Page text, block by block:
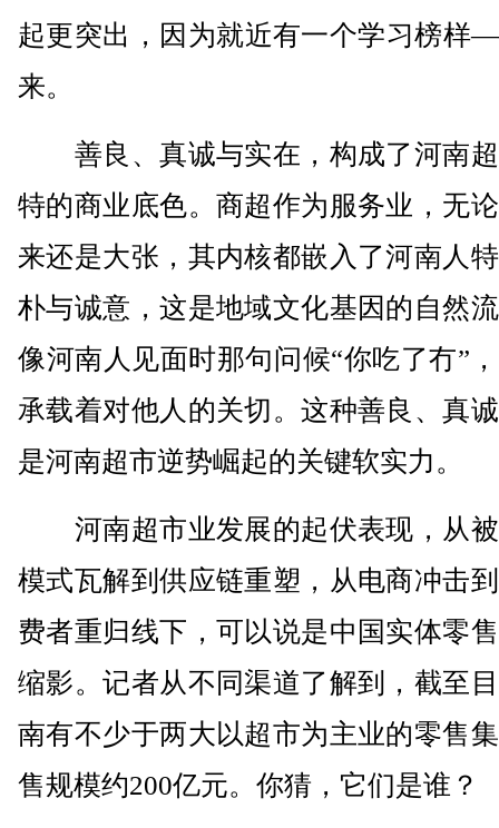
起更突出，因为就近有一个学习榜样
来。
善良、真诚与实在，构成了河南
特的商业底色。商超作为服务业，无
来还是大张，其内核都嵌入了河南人
朴与诚意，这是地域文化基因的自然
像河南人见面时那句问候“你吃了冇”
承载着对他人的关切。这种善良、真
是河南超市逆势崛起的关键软实力。
河南超市业发展的起伏表现，从
模式瓦解到供应链重塑，从电商冲击
费者重归线下，可以说是中国实体零
缩影。记者从不同渠道了解到，截至
南有不少于两大以超市为主业的零售
售规模约200亿元。你猜，它们是谁？